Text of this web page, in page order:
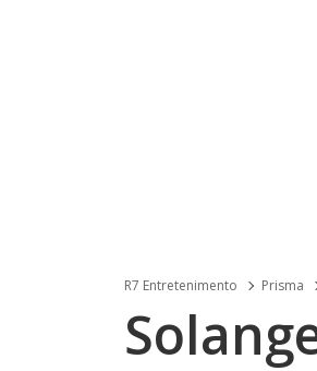
R7 Entretenimento Prisma